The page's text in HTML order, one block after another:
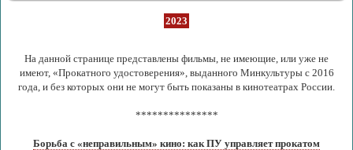
2023
На данной странице представлены фильмы, не имеющие, или уже не
имеют, «Прокатного удостоверения», выданного Минкультуры с 2016
года, и без которых они не могут быть показаны в кинотеатрах России.
***************
Борьба с «неправильным» кино: как ПУ управляет прокатом